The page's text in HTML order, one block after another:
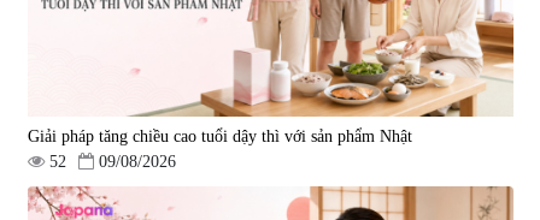
Giải pháp tăng chiều cao tuổi dậy thì với sản phẩm Nhật
52
09/08/2026